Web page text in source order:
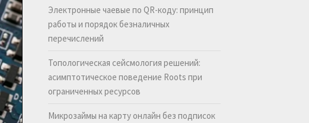
Электронные чаевые по QR-коду: принцип
работы и порядок безналичных
перечислений
Топологическая сейсмология решений:
асимптотическое поведение Roots при
ограниченных ресурсов
Микрозаймы на карту онлайн без подписок